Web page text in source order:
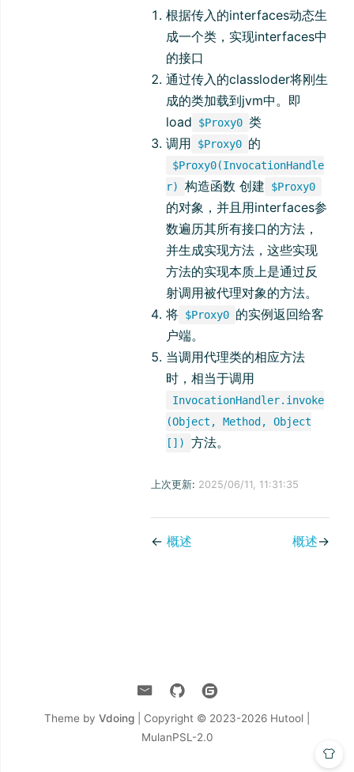
根据传入的interfaces动态生
成一个类，实现interfaces中
的接口
通过传入的classloder将刚生
成的类加载到jvm中。即
load
$Proxy0 类
调用
$Proxy0 的
$Proxy0(InvocationHandle
r)
构造函数 创建 $Proxy0
的对象，并且用interfaces参
数遍历其所有接口的方法，
并生成实现方法，这些实现
方法的实现本质上是通过反
射调用被代理对象的方法。
将 $Proxy0 的实例返回给客
户端。
当调用代理类的相应方法
时，相当于调用
InvocationHandler.invoke
(Object, Method, Object
[])
方法。
上次更新: 2025/06/11, 11:31:35
← 概述 概述→
Theme by Vdoing | Copyright © 2023-2026 Hutool |
MulanPSL-2.0